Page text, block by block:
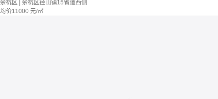
余杭区 | 余杭区径山镇15省道西侧
均价11000 元/㎡